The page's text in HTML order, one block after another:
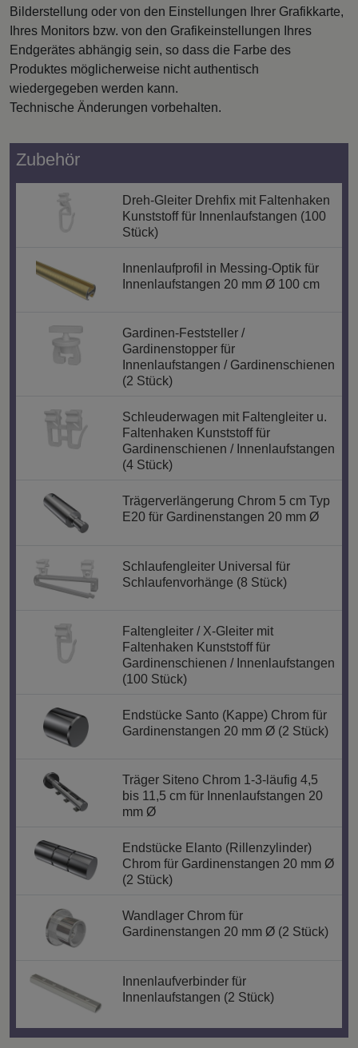
Bilderstellung oder von den Einstellungen Ihrer Grafikkarte,
Ihres Monitors bzw. von den Grafikeinstellungen Ihres
Endgerätes abhängig sein, so dass die Farbe des
Produktes möglicherweise nicht authentisch
wiedergegeben werden kann.
Technische Änderungen vorbehalten.
Zubehör
Dreh-Gleiter Drehfix mit Faltenhaken
Kunststoff für Innenlaufstangen (100
Stück)
Innenlaufprofil in Messing-Optik für
Innenlaufstangen 20 mm Ø 100 cm
Gardinen-Feststeller /
Gardinenstopper für
Innenlaufstangen / Gardinenschienen
(2 Stück)
Schleuderwagen mit Faltengleiter u.
Faltenhaken Kunststoff für
Gardinenschienen / Innenlaufstangen
(4 Stück)
Trägerverlängerung Chrom 5 cm Typ
E20 für Gardinenstangen 20 mm Ø
Schlaufengleiter Universal für
Schlaufenvorhänge (8 Stück)
Faltengleiter / X-Gleiter mit
Faltenhaken Kunststoff für
Gardinenschienen / Innenlaufstangen
(100 Stück)
Endstücke Santo (Kappe) Chrom für
Gardinenstangen 20 mm Ø (2 Stück)
Träger Siteno Chrom 1-3-läufig 4,5
bis 11,5 cm für Innenlaufstangen 20
mm Ø
Endstücke Elanto (Rillenzylinder)
Chrom für Gardinenstangen 20 mm Ø
(2 Stück)
Wandlager Chrom für
Gardinenstangen 20 mm Ø (2 Stück)
Innenlaufverbinder für
Innenlaufstangen (2 Stück)